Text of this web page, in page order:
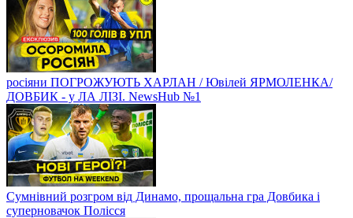
росіяни ПОГРОЖУЮТЬ ХАРЛАН / Ювілей ЯРМОЛЕНКА/
ДОВБИК - у ЛА ЛІЗІ. NewsHub №1
Сумнівний розгром від Динамо, прощальна гра Довбика і
суперновачок Полісся